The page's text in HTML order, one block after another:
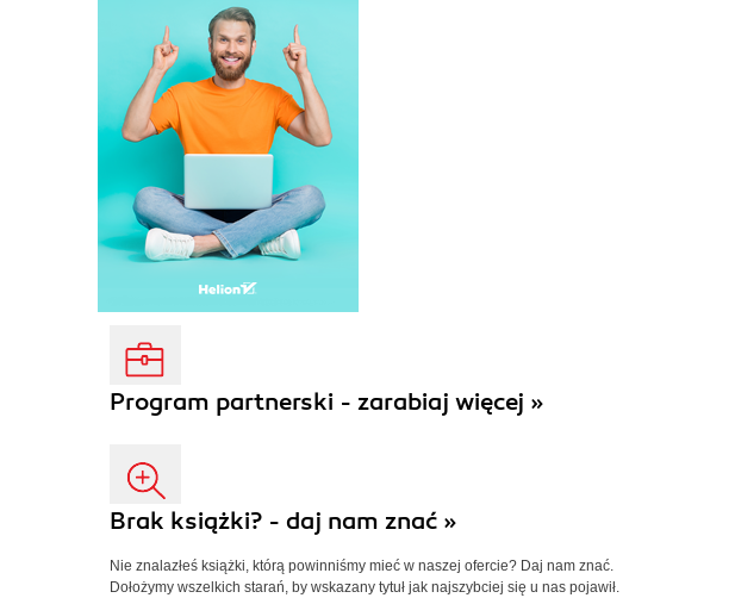
Program partnerski - zarabiaj więcej »
Brak książki? - daj nam znać »
Nie znalazłeś książki, którą powinniśmy mieć w naszej ofercie? Daj nam znać.
Dołożymy wszelkich starań, by wskazany tytuł jak najszybciej się u nas pojawił.